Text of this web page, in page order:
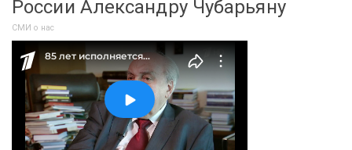
России Александру Чубарьяну
СМИ о нас